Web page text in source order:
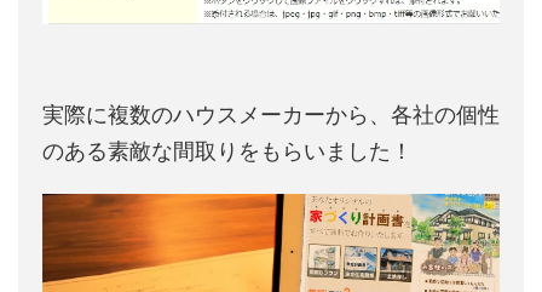
実際に複数のハウスメーカーから、各社の個性
のある素敵な間取りをもらいました！